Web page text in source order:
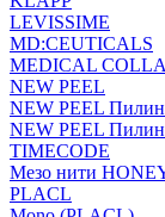
LEVISSIME
MD:CEUTICALS
MEDICAL
NEW PEEL
NEW PEEL
NEW PEEL
TIMECODE
Мезо нити
PLACL